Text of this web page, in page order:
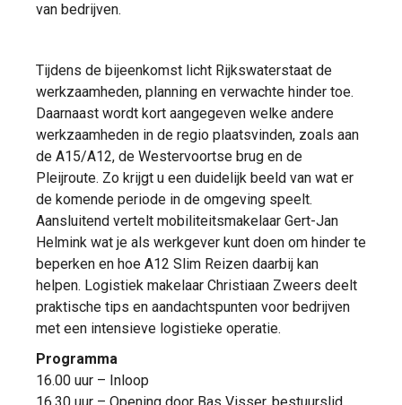
van bedrijven.
Tijdens de bijeenkomst licht Rijkswaterstaat de
werkzaamheden, planning en verwachte hinder toe.
Daarnaast wordt kort aangegeven welke andere
werkzaamheden in de regio plaatsvinden, zoals aan
de A15/A12, de Westervoortse brug en de
Pleijroute. Zo krijgt u een duidelijk beeld van wat er
de komende periode in de omgeving speelt.
Aansluitend vertelt mobiliteitsmakelaar Gert-Jan
Helmink wat je als werkgever kunt doen om hinder te
beperken en hoe A12 Slim Reizen daarbij kan
helpen. Logistiek makelaar Christiaan Zweers deelt
praktische tips en aandachtspunten voor bedrijven
met een intensieve logistieke operatie.
Programma
16.00 uur – Inloop